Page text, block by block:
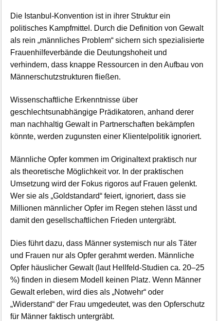
Die Istanbul-Konvention ist in ihrer Struktur ein
politisches Kampfmittel. Durch die Definition von Gewalt
als rein „männliches Problem“ sichern sich spezialisierte
Frauenhilfeverbände die Deutungshoheit und
verhindern, dass knappe Ressourcen in den Aufbau von
Männerschutzstrukturen fließen.
Wissenschaftliche Erkenntnisse über
geschlechtsunabhängige Prädikatoren, anhand derer
man nachhaltig Gewalt in Partnerschaften bekämpfen
könnte, werden zugunsten einer Klientelpolitik ignoriert.
Männliche Opfer kommen im Originaltext praktisch nur
als theoretische Möglichkeit vor. In der praktischen
Umsetzung wird der Fokus rigoros auf Frauen gelenkt.
Wer sie als „Goldstandard“ feiert, ignoriert, dass sie
Millionen männlicher Opfer im Regen stehen lässt und
damit den gesellschaftlichen Frieden untergräbt.
Dies führt dazu, dass Männer systemisch nur als Täter
und Frauen nur als Opfer gerahmt werden. Männliche
Opfer häuslicher Gewalt (laut Hellfeld-Studien ca. 20–25
%) finden in diesem Modell keinen Platz. Wenn Männer
Gewalt erleben, wird dies als „Notwehr“ oder
„Widerstand“ der Frau umgedeutet, was den Opferschutz
für Männer faktisch untergräbt.